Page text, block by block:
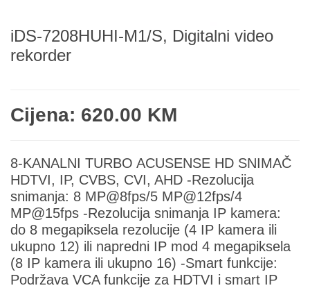
iDS-7208HUHI-M1/S, Digitalni video
rekorder
Cijena: 620.00 KM
8-KANALNI TURBO ACUSENSE HD SNIMAČ
HDTVI, IP, CVBS, CVI, AHD -Rezolucija
snimanja: 8 MP@8fps/5 MP@12fps/4
MP@15fps -Rezolucija snimanja IP kamera:
do 8 megapiksela rezolucije (4 IP kamera ili
ukupno 12) ili napredni IP mod 4 megapiksela
(8 IP kamera ili ukupno 16) -Smart funkcije:
Podržava VCA funkcije za HDTVI i smart IP